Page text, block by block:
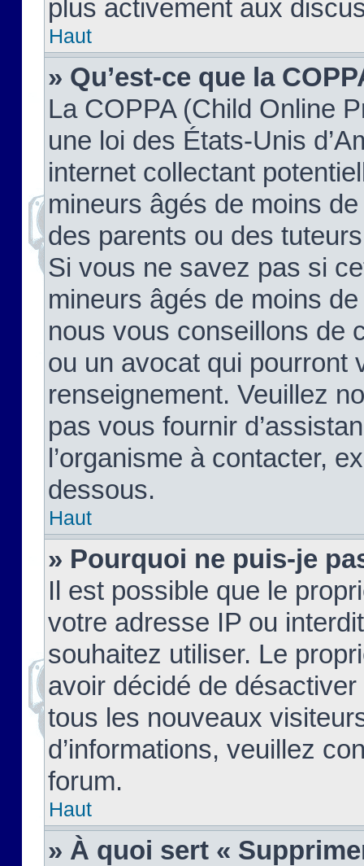
plus activement aux
Haut
» Qu’est-ce que la
La COPPA (Child Online
une loi des États-Unis
internet collectant
mineurs âgés de moins
des parents ou des
Si vous ne savez pas si
mineurs âgés de moins
nous vous conseillons de
ou un avocat qui pourront
renseignement. Veuillez
pas vous fournir
l’organisme à contacter,
dessous.
Haut
» Pourquoi ne puis-je
Il est possible que le
votre adresse IP ou
souhaitez utiliser. Le
avoir décidé de
tous les nouveaux
d’informations, veuillez
forum.
Haut
» À quoi sert «